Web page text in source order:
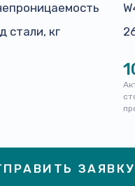
стали, кг
ЗАЯВКУ